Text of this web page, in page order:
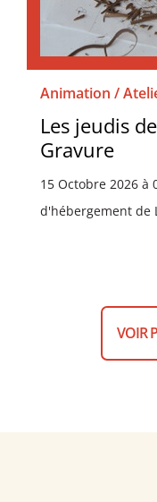
Animation /
Les jeudis
Gravure
15 Octobre 2026
d'hébergement de
VOIR